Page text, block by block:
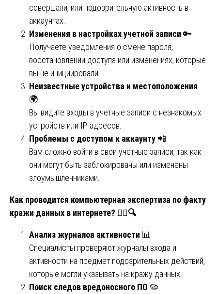
совершали, или подозрительную активность в
аккаунтах.
Изменения в настройках учетной записи 🔑
Получаете уведомления о смене пароля,
восстановлении доступа или изменениях, которые
вы не инициировали.
Неизвестные устройства и местоположения
🌍
Вы видите входы в учетные записи с незнакомых
устройств или IP-адресов.
Проблемы с доступом к аккаунту 📲
Вам сложно войти в свои учетные записи, так как
они могут быть заблокированы или изменены
злоумышленниками.
Как проводится компьютерная экспертиза по факту
кражи данных в интернете? 🕵🔍
Анализ журналов активности 📊
Специалисты проверяют журналы входа и
активности на предмет подозрительных действий,
которые могли указывать на кражу данных.
Поиск следов вредоносного ПО 🦠